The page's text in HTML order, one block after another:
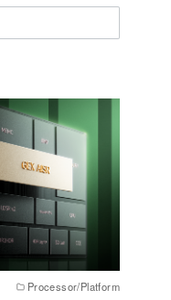
Processor/Platform